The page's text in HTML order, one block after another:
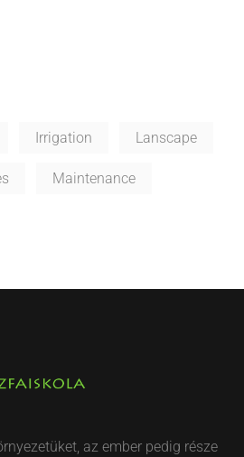
Irrigation Lanscape
Maintenance
az ember pedig része